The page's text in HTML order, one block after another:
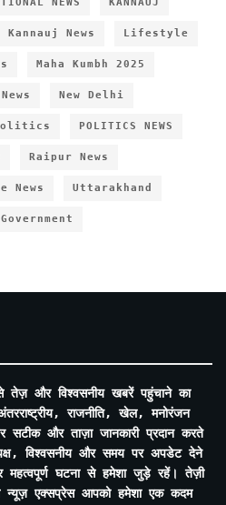
NEWS KANNAUJ
Kannauj News Lifestyle
Maha Kumbh 2025
New Delhi
POLITICS NEWS
Raipur News
News Uttarakhand
तेज़ और विश्वसनीय खबरें पहुंचाने का
राजनीति, खेल, मनोरंजन
सटीक और ताज़ा जानकारी प्रदान करते
विश्वसनीय और समय पर अपडेट देने
महत्वपूर्ण घटना से हमेशा जुड़े रहें। तेज़ी
न्यूज़ एक्सप्रेस आपको हमेशा एक कदम